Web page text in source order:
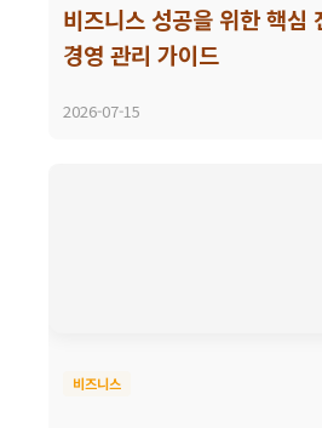
비즈니스 성공을 위한 핵심
경영 관리 가이드
2026-07-15
비즈니스